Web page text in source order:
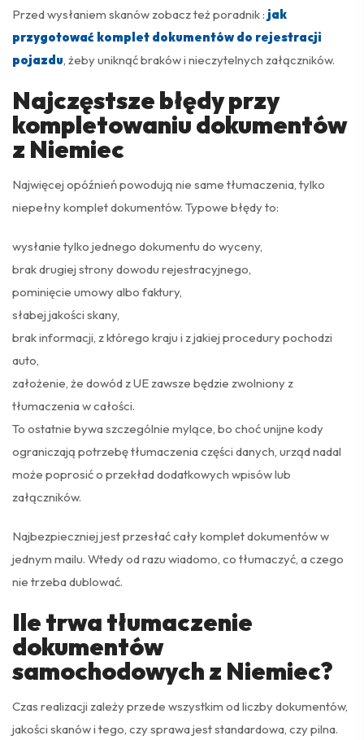
Przed wysłaniem skanów zobacz też poradnik : jak
przygotować komplet dokumentów do rejestracji
pojazdu, żeby uniknąć braków i nieczytelnych załączników.
Najczęstsze błędy przy
kompletowaniu dokumentów
z Niemiec
Najwięcej opóźnień powodują nie same tłumaczenia, tylko
niepełny komplet dokumentów. Typowe błędy to:
wysłanie tylko jednego dokumentu do wyceny,
brak drugiej strony dowodu rejestracyjnego,
pominięcie umowy albo faktury,
słabej jakości skany,
brak informacji, z którego kraju i z jakiej procedury pochodzi
auto,
założenie, że dowód z UE zawsze będzie zwolniony z
tłumaczenia w całości.
To ostatnie bywa szczególnie mylące, bo choć unijne kody
ograniczają potrzebę tłumaczenia części danych, urząd nadal
może poprosić o przekład dodatkowych wpisów lub
załączników.
Najbezpieczniej jest przesłać cały komplet dokumentów w
jednym mailu. Wtedy od razu wiadomo, co tłumaczyć, a czego
nie trzeba dublować.
Ile trwa tłumaczenie
dokumentów
samochodowych z Niemiec?
Czas realizacji zależy przede wszystkim od liczby dokumentów,
jakości skanów i tego, czy sprawa jest standardowa, czy pilna.